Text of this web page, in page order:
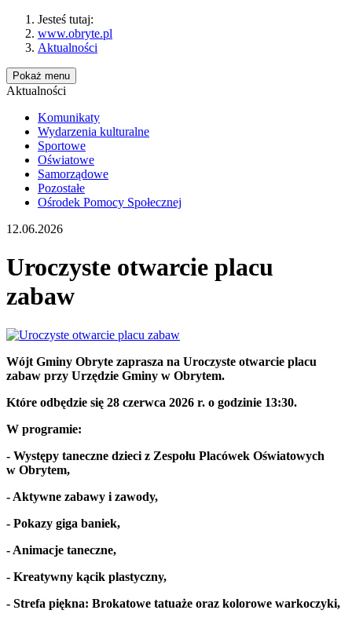
Jesteś tutaj:
www.obryte.pl
Aktualności
Pokaż menu
Aktualności
Komunikaty
Wydarzenia kulturalne
Sportowe
Oświatowe
Samorządowe
Pozostałe
Ośrodek Pomocy Społecznej
12.06.2026
Uroczyste otwarcie placu
zabaw
Wójt Gminy Obryte zaprasza na Uroczyste otwarcie placu
zabaw przy Urzędzie Gminy w Obrytem.
Które odbędzie się 28 czerwca 2026 r. o godzinie 13:30.
W programie:
- Występy taneczne dzieci z Zespołu Placówek Oświatowych
w Obrytem,
- Aktywne zabawy i zawody,
- Pokazy giga baniek,
- Animacje taneczne,
- Kreatywny kącik plastyczny,
- Strefa piękna: Brokatowe tatuaże oraz kolorowe warkoczyki,